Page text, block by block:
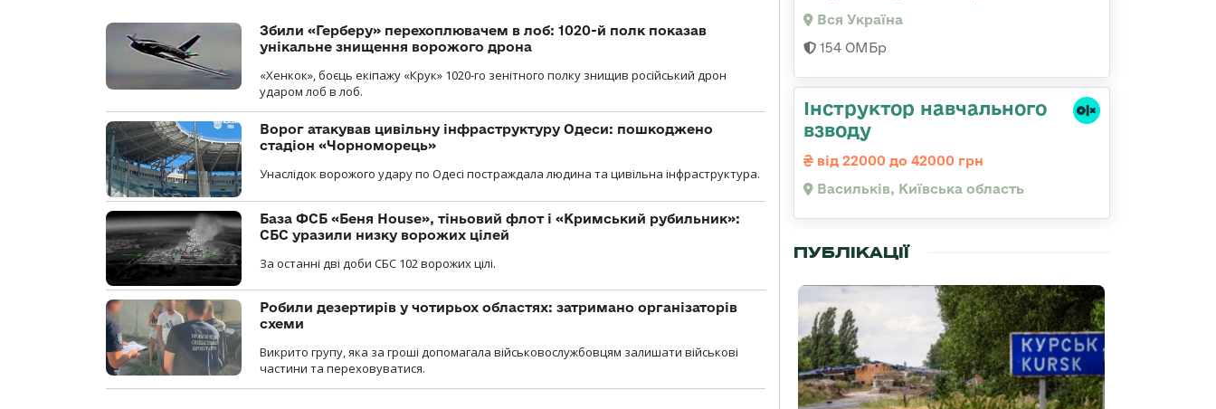
Збили «Герберу» перехоплювачем в лоб: 1020-й полк показав
унікальне знищення ворожого дрона
«Хенкок», боєць екіпажу «Крук» 1020-го зенітного полку знищив російський дрон
ударом лоб в лоб.
Ворог атакував цивільну інфраструктуру Одеси: пошкоджено
стадіон «Чорноморець»
Унаслідок ворожого удару по Одесі постраждала людина та цивільна інфраструктура.
База ФСБ «Беня House», тіньовий флот і «Кримський рубильник»:
СБС уразили низку ворожих цілей
За останні дві доби СБС 102 ворожих цілі.
Робили дезертирів у чотирьох областях: затримано організаторів
схеми
Викрито групу, яка за гроші допомагала військовослужбовцям залишати військові
частини та переховуватися.
Вся Україна
154 ОМБр
Інструктор навчального
взводу
від 22000 до 42000 грн
Васильків, Київська область
ПУБЛІКАЦІЇ